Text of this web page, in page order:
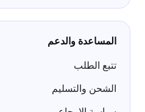
المساعدة والدعم
تتبع الطلب
الشحن والتسليم